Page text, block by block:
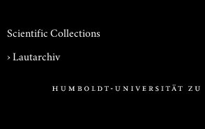
Scientific Collections
›Lautarchiv